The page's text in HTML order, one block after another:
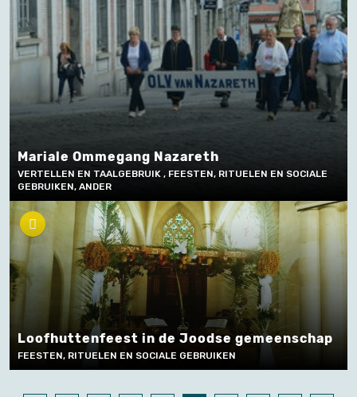
Loofhuttenfeest in de Joodse gemeenschap
FEESTEN, RITUELEN EN SOCIALE GEBRUIKEN
Mariale Ommegang Nazareth
VERTELLEN EN TAALGEBRUIK , FEESTEN, RITUELEN EN SOCIALE
GEBRUIKEN, ANDER